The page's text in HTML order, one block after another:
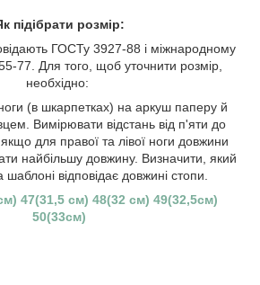
підібрати розмір:
ГОСТу 3927-88 і міжнародному
77. Для того, щоб уточнити розмір,
необхідно:
(в шкарпетках) на аркуш паперу й
Вимірювати відстань від п'яти до
для правої та лівої ноги довжини
найбільшу довжину. Визначити, який
шаблоні відповідає довжині стопи.
47(31,5 см) 48(32 см) 49(32,5см)
50(33см)